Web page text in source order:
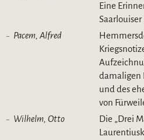
Eine
Saarlouiser
Pacem, Alfred
damaligen
und des
von
Wilhelm, Otto
Die „Drei